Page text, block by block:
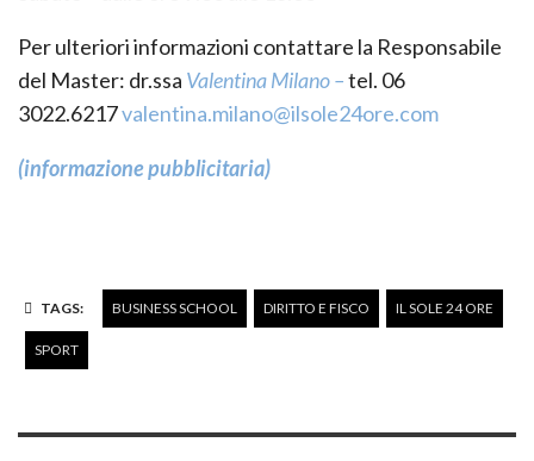
Per ulteriori informazioni contattare la Responsabile
del Master: dr.ssa Valentina Milano –tel. 06
3022.6217valentina.milano@ilsole24ore.com
(informazione pubblicitaria)
TAGS: BUSINESS SCHOOL DIRITTO E FISCO IL SOLE 24 ORE
SPORT